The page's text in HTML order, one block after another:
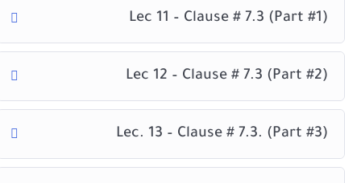
Lec 11 – Clause # 7.3 (Part #1)
Lec 12 – Clause # 7.3 (Part #2)
Lec. 13 – Clause # 7.3. (Part #3)